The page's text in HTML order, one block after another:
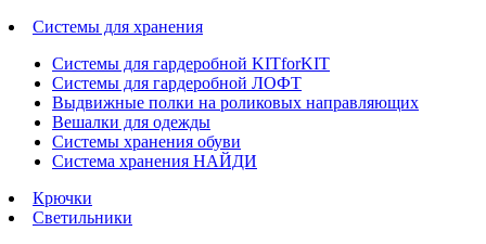
Системы для хранения
Системы для гардеробной KITforKIT
Системы для гардеробной ЛОФТ
Выдвижные полки на роликовых направляющих
Вешалки для одежды
Системы хранения обуви
Система хранения НАЙДИ
Крючки
Светильники